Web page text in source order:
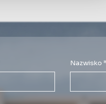
Nazwisko